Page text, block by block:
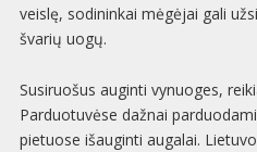
veislę, sodininkai mėgėjai gali
švarių uogų.
Susiruošus auginti vynuoges,
Parduotuvėse dažnai
pietuose išauginti augalai.